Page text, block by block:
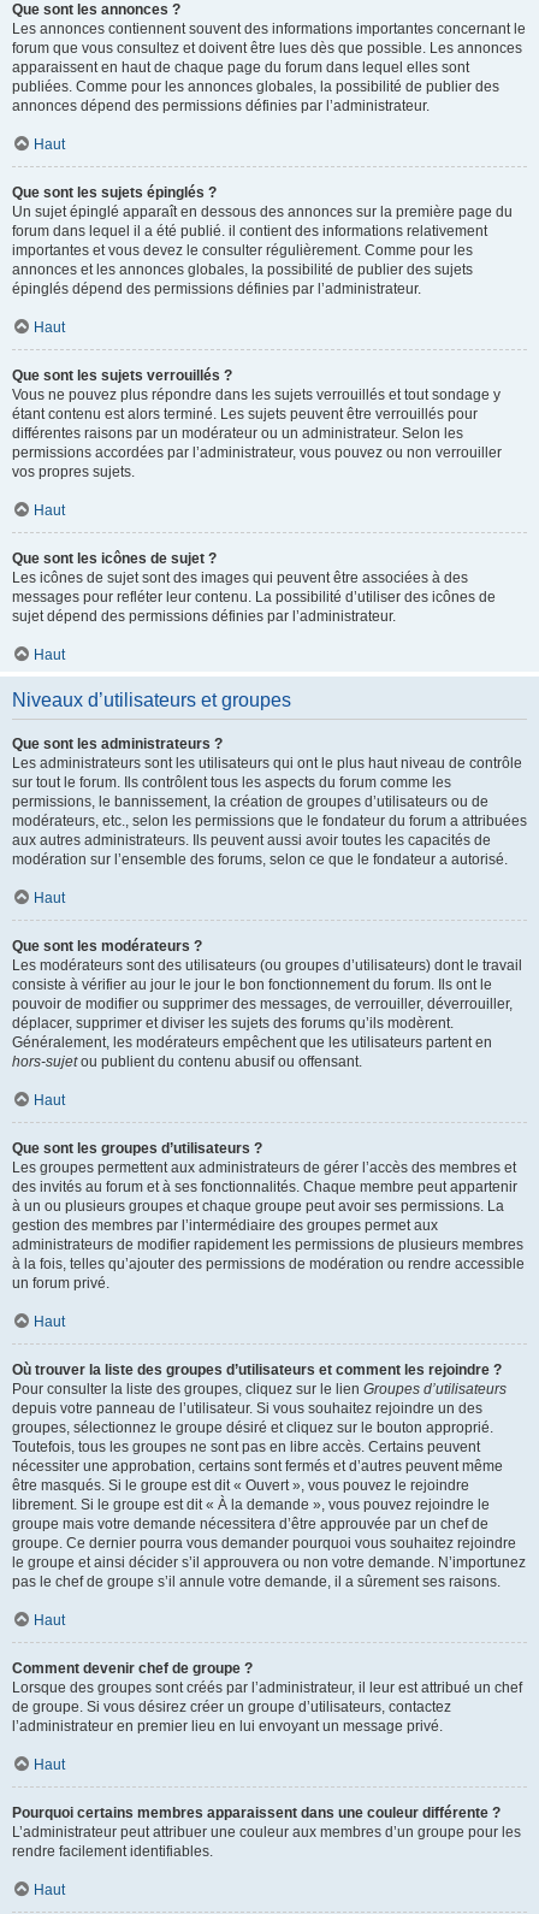
Que sont les annonces ?
Les annonces contiennent souvent des informations importantes concernant le
forum que vous consultez et doivent être lues dès que possible. Les annonces
apparaissent en haut de chaque page du forum dans lequel elles sont
publiées. Comme pour les annonces globales, la possibilité de publier des
annonces dépend des permissions définies par l’administrateur.
Haut
Que sont les sujets épinglés ?
Un sujet épinglé apparaît en dessous des annonces sur la première page du
forum dans lequel il a été publié. il contient des informations relativement
importantes et vous devez le consulter régulièrement. Comme pour les
annonces et les annonces globales, la possibilité de publier des sujets
épinglés dépend des permissions définies par l’administrateur.
Haut
Que sont les sujets verrouillés ?
Vous ne pouvez plus répondre dans les sujets verrouillés et tout sondage y
étant contenu est alors terminé. Les sujets peuvent être verrouillés pour
différentes raisons par un modérateur ou un administrateur. Selon les
permissions accordées par l’administrateur, vous pouvez ou non verrouiller
vos propres sujets.
Haut
Que sont les icônes de sujet ?
Les icônes de sujet sont des images qui peuvent être associées à des
messages pour refléter leur contenu. La possibilité d’utiliser des icônes de
sujet dépend des permissions définies par l’administrateur.
Haut
Niveaux d’utilisateurs et groupes
Que sont les administrateurs ?
Les administrateurs sont les utilisateurs qui ont le plus haut niveau de contrôle
sur tout le forum. Ils contrôlent tous les aspects du forum comme les
permissions, le bannissement, la création de groupes d’utilisateurs ou de
modérateurs, etc., selon les permissions que le fondateur du forum a attribuées
aux autres administrateurs. Ils peuvent aussi avoir toutes les capacités de
modération sur l’ensemble des forums, selon ce que le fondateur a autorisé.
Haut
Que sont les modérateurs ?
Les modérateurs sont des utilisateurs (ou groupes d’utilisateurs) dont le travail
consiste à vérifier au jour le jour le bon fonctionnement du forum. Ils ont le
pouvoir de modifier ou supprimer des messages, de verrouiller, déverrouiller,
déplacer, supprimer et diviser les sujets des forums qu’ils modèrent.
Généralement, les modérateurs empêchent que les utilisateurs partent en
hors-sujetou publient du contenu abusif ou offensant.
Haut
Que sont les groupes d’utilisateurs ?
Les groupes permettent aux administrateurs de gérer l’accès des membres et
des invités au forum et à ses fonctionnalités. Chaque membre peut appartenir
à un ou plusieurs groupes et chaque groupe peut avoir ses permissions. La
gestion des membres par l’intermédiaire des groupes permet aux
administrateurs de modifier rapidement les permissions de plusieurs membres
à la fois, telles qu’ajouter des permissions de modération ou rendre accessible
un forum privé.
Haut
Où trouver la liste des groupes d’utilisateurs et comment les rejoindre ?
Pour consulter la liste des groupes, cliquez sur le lien Groupes d’utilisateurs
depuis votre panneau de l’utilisateur. Si vous souhaitez rejoindre un des
groupes, sélectionnez le groupe désiré et cliquez sur le bouton approprié.
Toutefois, tous les groupes ne sont pas en libre accès. Certains peuvent
nécessiter une approbation, certains sont fermés et d’autres peuvent même
être masqués. Si le groupe est dit « Ouvert », vous pouvez le rejoindre
librement. Si le groupe est dit « À la demande », vous pouvez rejoindre le
groupe mais votre demande nécessitera d’être approuvée par un chef de
groupe. Ce dernier pourra vous demander pourquoi vous souhaitez rejoindre
le groupe et ainsi décider s’il approuvera ou non votre demande. N’importunez
pas le chef de groupe s’il annule votre demande, il a sûrement ses raisons.
Haut
Comment devenir chef de groupe ?
Lorsque des groupes sont créés par l’administrateur, il leur est attribué un chef
de groupe. Si vous désirez créer un groupe d’utilisateurs, contactez
l’administrateur en premier lieu en lui envoyant un message privé.
Haut
Pourquoi certains membres apparaissent dans une couleur différente ?
L’administrateur peut attribuer une couleur aux membres d’un groupe pour les
rendre facilement identifiables.
Haut